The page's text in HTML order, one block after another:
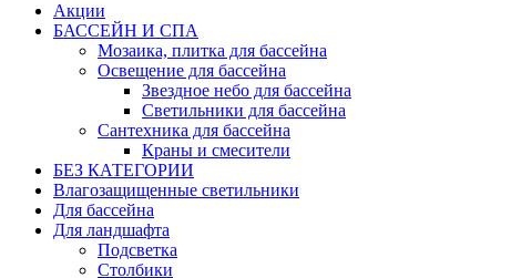
Акции
БАССЕЙН И СПА
Мозаика, плитка для бассейна
Освещение для бассейна
Звездное небо для бассейна
Светильники для бассейна
Сантехника для бассейна
Краны и смесители
БЕЗ КАТЕГОРИИ
Влагозащищенные светильники
Для бассейна
Для ландшафта
Подсветка
Столбики